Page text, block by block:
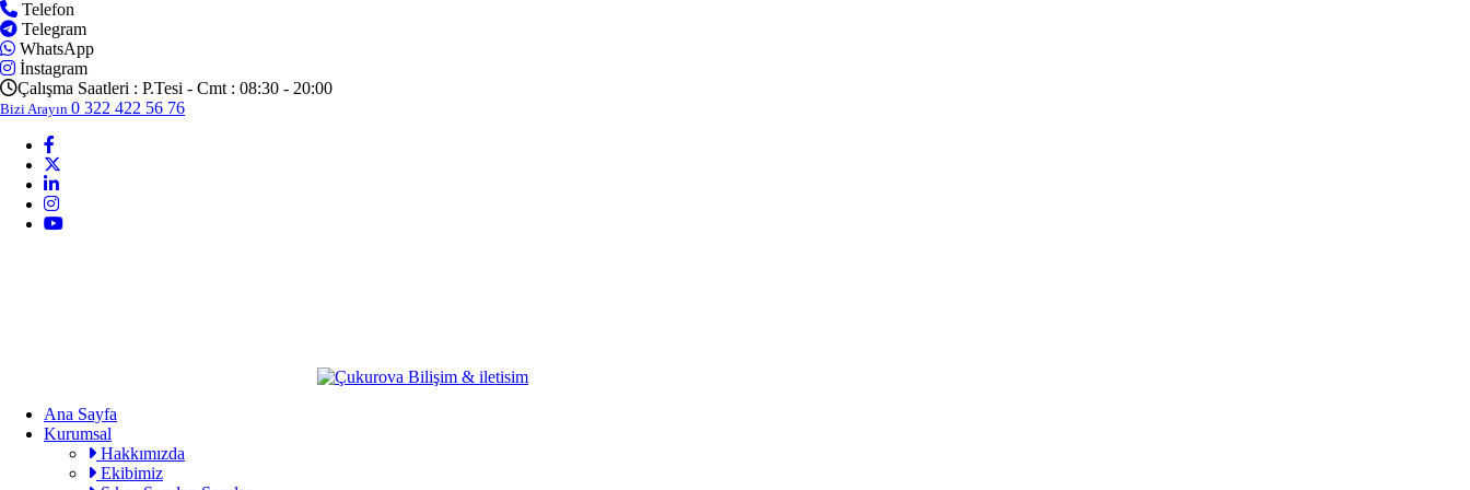
Telefon
Telegram
WhatsApp
İnstagram
Çalışma Saatleri : P.Tesi - Cmt : 08:30 - 20:00
Bizi Arayın 0 322 422 56 76
Ana Sayfa
Kurumsal
Hakkımızda
Ekibimiz